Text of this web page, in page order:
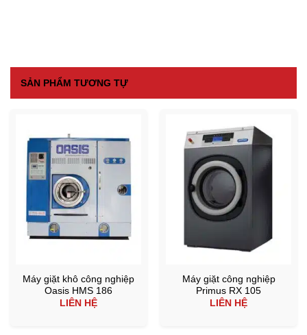
SẢN PHẨM TƯƠNG TỰ
Máy giặt khô công nghiệp
Oasis HMS 186
LIÊN HỆ
Máy giặt công nghiệp
Primus RX 105
LIÊN HỆ